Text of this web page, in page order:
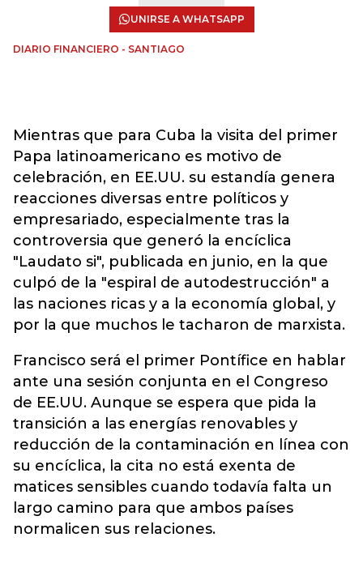
UNIRSE A WHATSAPP
DIARIO FINANCIERO - SANTIAGO
Mientras que para Cuba la visita del primer
Papa latinoamericano es motivo de
celebración, en EE.UU. su estandía genera
reacciones diversas entre políticos y
empresariado, especialmente tras la
controversia que generó la encíclica
"Laudato si", publicada en junio, en la que
culpó de la "espiral de autodestrucción" a
las naciones ricas y a la economía global, y
por la que muchos le tacharon de marxista.
Francisco será el primer Pontífice en hablar
ante una sesión conjunta en el Congreso
de EE.UU. Aunque se espera que pida la
transición a las energías renovables y
reducción de la contaminación en línea con
su encíclica, la cita no está exenta de
matices sensibles cuando todavía falta un
largo camino para que ambos países
normalicen sus relaciones.